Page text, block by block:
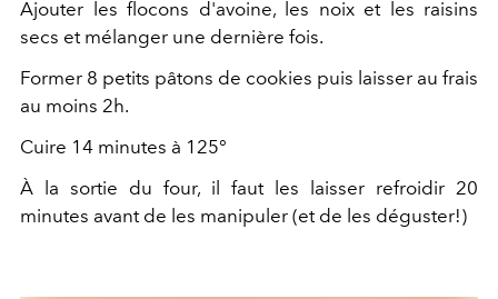
Ajouter les flocons d'avoine, les noix et les raisins
secs et mélanger une dernière fois.
Former 8 petits pâtons de cookies puis laisser au frais
au moins 2h.
Cuire 14 minutes à 125°
À la sortie du four, il faut les laisser refroidir 20
minutes avant de les manipuler (et de les déguster!)